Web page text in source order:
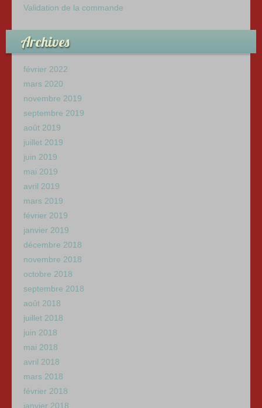
Validation de la commande
Archives
février 2022
mars 2020
novembre 2019
septembre 2019
août 2019
juillet 2019
juin 2019
mai 2019
avril 2019
mars 2019
février 2019
janvier 2019
décembre 2018
novembre 2018
octobre 2018
septembre 2018
août 2018
juillet 2018
juin 2018
mai 2018
avril 2018
mars 2018
février 2018
janvier 2018